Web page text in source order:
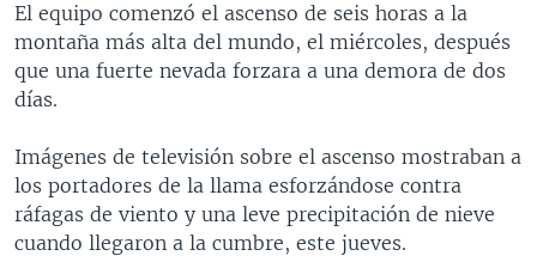
búsqueda
CHILE
PERÚ
VENEZUELA
BRASIL
EL SALVADOR
GUATEMALA
NICARAGUA
INMIGRACIÓN
LIBERTAD DE PRENSA
ECONOMÍA
ENTRETENIMIENTO Y CULTURA
TECNOLOGÍA
ESPECIALES DE LA VOA
LIBERTAD DE PRENSA
MULTIMEDIA
VIDEOS
FOTOGRAFÍA
PROGRAMAS TV
EL MUNDO AL DÍA
RADIO
El equipo comenzó el ascenso de seis horas a la
montaña más alta del mundo, el miércoles, después
que una fuerte nevada forzara a una demora de dos
días.
Imágenes de televisión sobre el ascenso mostraban a
los portadores de la llama esforzándose contra
ráfagas de viento y una leve precipitación de nieve
cuando llegaron a la cumbre, este jueves.